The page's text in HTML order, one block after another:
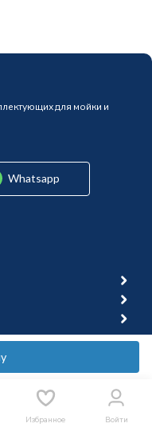
Избранное Войти
для мойки и
Whatsapp